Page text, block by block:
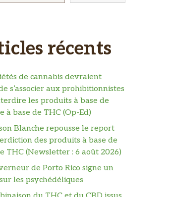
récents
de cannabis devraient
s’associer aux prohibitionnistes
les produits à base de
à base de THC (Op-Ed)
Blanche repousse le report
des produits à base de
THC (Newsletter : 6 août 2026)
de Porto Rico signe un
les psychédéliques